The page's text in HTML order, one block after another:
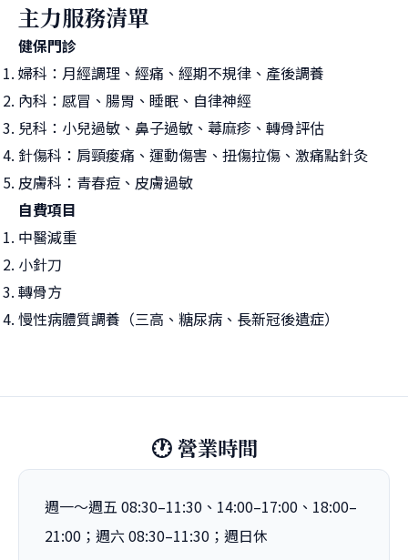
主力服務清單
健保門診
婦科：月經調理、經痛、經期不規律、產後調養
內科：感冒、腸胃、睡眠、自律神經
兒科：小兒過敏、鼻子過敏、蕁麻疹、轉骨評估
針傷科：肩頸痠痛、運動傷害、扭傷拉傷、激痛點針灸
皮膚科：青春痘、皮膚過敏
自費項目
中醫減重
小針刀
轉骨方
慢性病體質調養（三高、糖尿病、長新冠後遺症）
🕐 營業時間
週一～週五 08:30–11:30、14:00–17:00、18:00–
21:00；週六 08:30–11:30；週日休